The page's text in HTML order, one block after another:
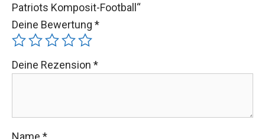
Patriots Komposit-Football“
Deine Bewertung *
Deine Rezension *
Name *